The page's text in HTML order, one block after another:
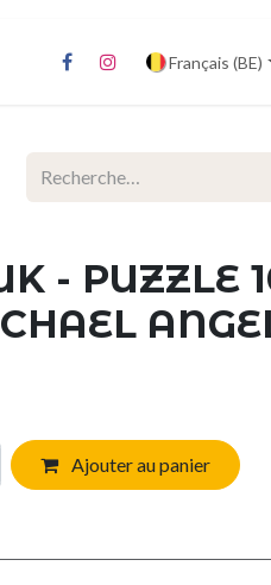
Français (BE)
- PUZZLE
Ajouter au panier